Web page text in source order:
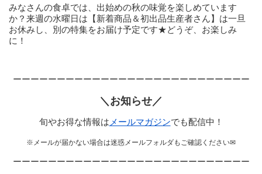
みなさんの食卓では、出始めの秋の味覚を楽しめています
か？来週の水曜日は【新着商品＆初出品生産者さん】は一旦
お休みし、別の特集をお届け予定です★どうぞ、お楽しみ
に！
ーーーーーーーーーーーーーーーーーーーーーーーーーーー
＼お知らせ／
旬やお得な情報は メールマガジンでも配信中！
※メールが届かない場合は迷惑メールフォルダもご確認ください✉
ーーーーーーーーーーーーーーーーーーーーーーーーーーー